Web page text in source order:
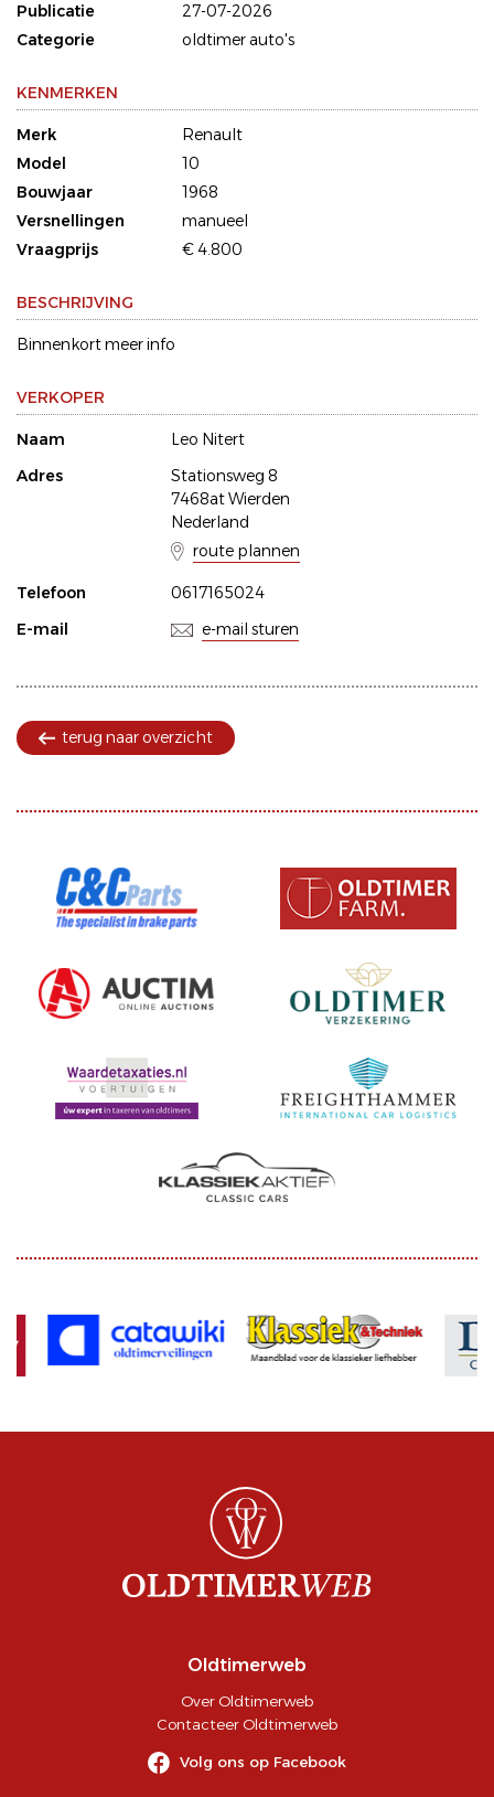
Publicatie
27-07-2026
Categorie
oldtimer auto's
KENMERKEN
Merk
Renault
Model
10
Bouwjaar
1968
Versnellingen
manueel
Vraagprijs
€ 4.800
BESCHRIJVING
Binnenkort meer info
VERKOPER
Naam
Leo Nitert
Adres
Stationsweg 8
7468at Wierden
Nederland
route plannen
Telefoon
0617165024
E-mail
e-mail sturen
terug naar overzicht
Oldtimerweb
Over Oldtimerweb
Contacteer Oldtimerweb
Volg ons op Facebook